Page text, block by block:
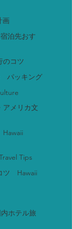
画
泊先おす
のコツ
パッキング
アメリカ文
Tips
ツ Hawaii
ホテル旅